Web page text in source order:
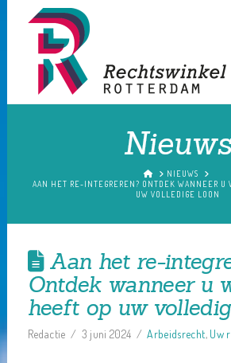
HOMENIEUWS
AAN HET RE-INTEGREREN? ONTDEK WANNEER U
UW VOLLEDIGE LOON
Aan het re-
Ontdek wanneer u
heeft op uw
Redactie 3 juni 2024 Arbeidsrecht, Uw